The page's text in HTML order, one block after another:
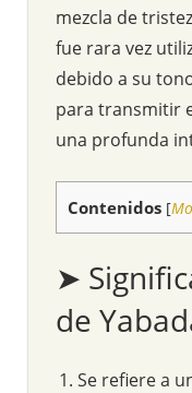
mezcla de
fue rara vez
debido a su
para transmitir
una profunda
Contenidos [
➤
de
Se refiere a